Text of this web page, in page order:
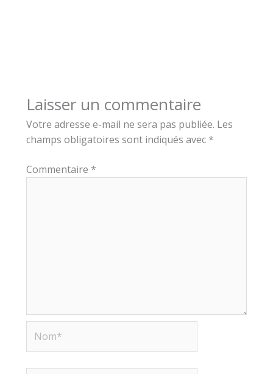
Laisser un commentaire
Votre adresse e-mail ne sera pas publiée. Les
champs obligatoires sont indiqués avec *
Commentaire *